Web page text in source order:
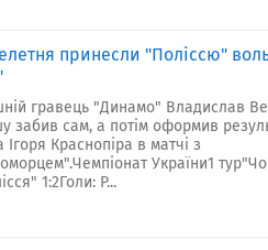
принесли "Поліссю"
гравець "Динамо" Владислав
забив сам, а потім оформив
Ігоря Краснопіра в матчі з
України1
1:2Голи: Р...